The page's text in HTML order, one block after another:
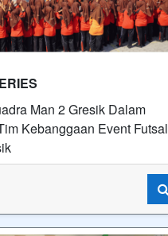
Man 2 Gresik Dalam
Kebanggaan Event Futsal